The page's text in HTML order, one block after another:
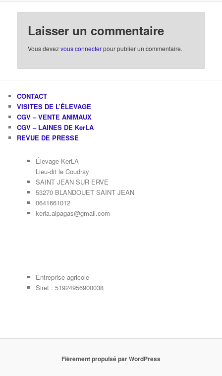
Laisser un commentaire
Vous devezvous connecterpour publier un commentaire.
CONTACT
VISITES DE L’ÉLEVAGE
CGV – VENTE ANIMAUX
CGV – LAINES DE KerLA
REVUE DE PRESSE
Élevage KerLA
Lieu-dit le Coudray
SAINT JEAN SUR ERVE
53270 BLANDOUET SAINT JEAN
0641661012
kerla.alpagas@gmail.com
Entreprise agricole
Siret : 51924956900038
Fièrement propulsé par WordPress